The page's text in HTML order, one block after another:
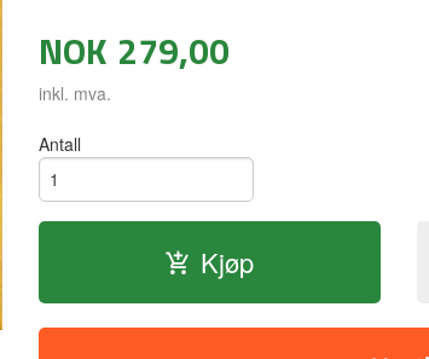
NOK 279,00
inkl. mva.
Antall
Kjøp